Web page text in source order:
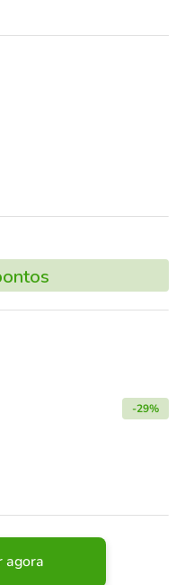
-29%
agora